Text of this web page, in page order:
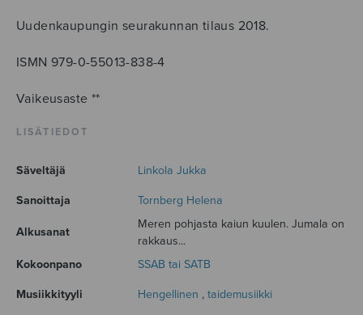
Uudenkaupungin seurakunnan tilaus 2018.
ISMN 979-0-55013-838-4
Vaikeusaste **
LISÄTIEDOT
Säveltäjä Linkola Jukka
Sanoittaja Tornberg Helena
Alkusanat
Meren pohjasta kaiun kuulen. Jumala on
rakkaus...
Kokoonpano
SSAB tai SATB
Musiikkityyli Hengellinen , taidemusiikki